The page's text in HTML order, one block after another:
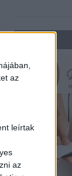
az
leírtak
az